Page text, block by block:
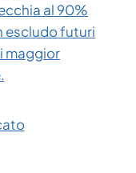
al 90%
escludo futuri
maggior